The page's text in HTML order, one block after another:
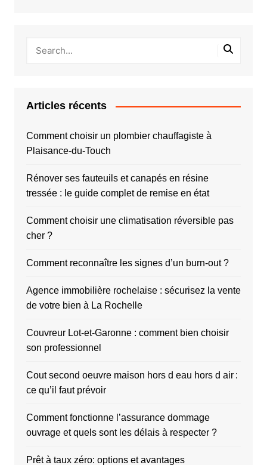
Articles récents
Comment choisir un plombier chauffagiste à
Plaisance-du-Touch
Rénover ses fauteuils et canapés en résine
tressée : le guide complet de remise en état
Comment choisir une climatisation réversible pas
cher ?
Comment reconnaître les signes d’un burn-out ?
Agence immobilière rochelaise : sécurisez la vente
de votre bien à La Rochelle
Couvreur Lot-et-Garonne : comment bien choisir
son professionnel
Cout second oeuvre maison hors d eau hors d air :
ce qu’il faut prévoir
Comment fonctionne l’assurance dommage
ouvrage et quels sont les délais à respecter ?
Prêt à taux zéro: options et avantages